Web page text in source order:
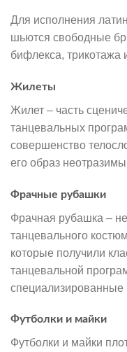
Для исполнения
шьются свободные
бифлекса, трикотажа
Жилеты
Жилет – часть
танцевальных
совершенство
его образ
Фрачные рубашки
Фрачная рубашка –
танцевального
которые получили
танцевальной
специализированные
Футболки и майки
Футболки и майки